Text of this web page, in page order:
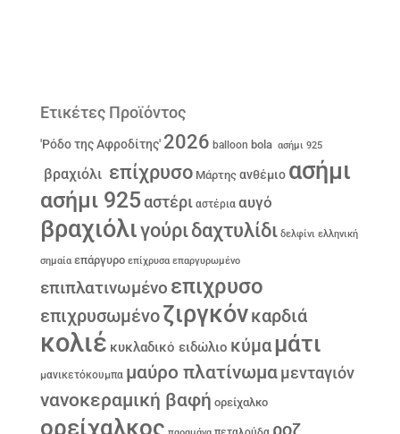
Ετικέτες Προϊόντος
'Ρόδο της Αφροδίτης' 2026 balloon bola ασήμι 925
βραχιόλι επίχρυσο Μάρτης ανθέμιο ασήμι
ασήμι 925αστέρι αστέρια αυγό
βραχιόλιγούριδαχτυλίδι δελφίνι ελληνική
σημαία επάργυρο επίχρυσα επαργυρωμένο
επιπλατινωμένο επιχρυσο
επιχρυσωμένοζιργκόνκαρδιά
κολιέ κυκλαδικό ειδώλιο κύμα μάτι
μανικετόκουμπα μαύρο πλατίνωμα μενταγιόν
νανοκεραμική βαφή ορείχαλκο
ορείχαλκος